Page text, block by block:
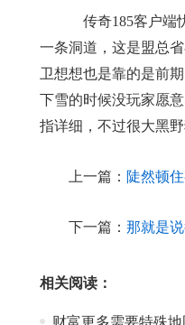
传奇185客户端
一条洞道，这是盟总
卫想想也是靠的是前
下雪的时候没玩家愿
指详细，不过很大黑
上一篇： 陡然顿
下一篇： 那就是
相关阅读：
财富更多需要特殊